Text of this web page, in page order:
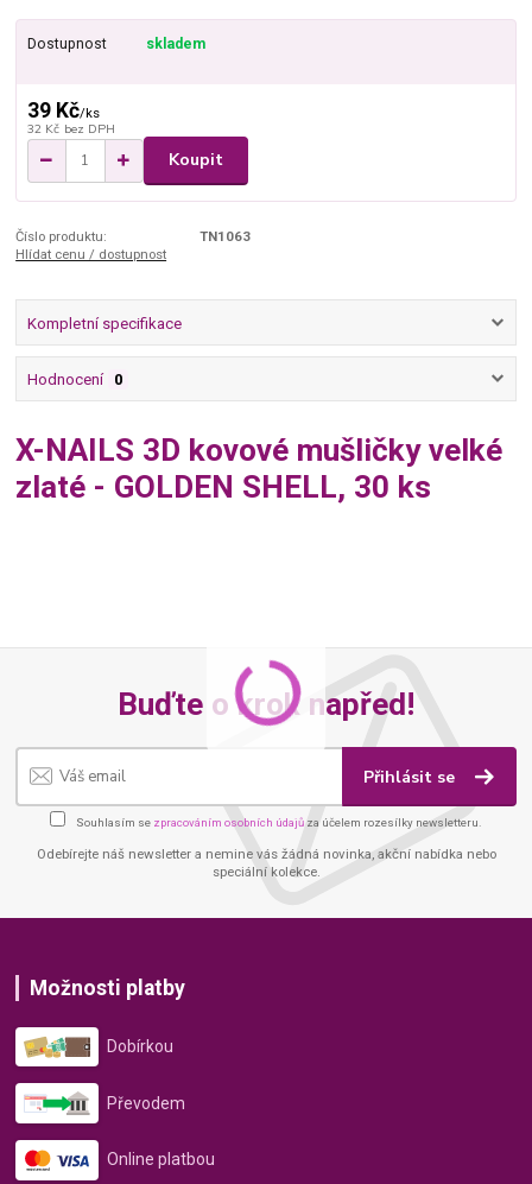
Dostupnost skladem
39 Kč/ks
32 Kč bez DPH
Koupit
Číslo produktu:
TN1063
Hlídat cenu / dostupnost
Kompletní specifikace
Hodnocení 0
X-NAILS 3D kovové mušličky velké
zlaté - GOLDEN SHELL, 30 ks
Buďte o krok napřed!
Přihlásit se
Souhlasím se zpracováním osobních údajů za účelem rozesílky newsletteru.
Odebírejte náš newsletter a nemine vás žádná novinka, akční nabídka nebo
speciální kolekce.
Možnosti platby
Dobírkou
Převodem
Online platbou